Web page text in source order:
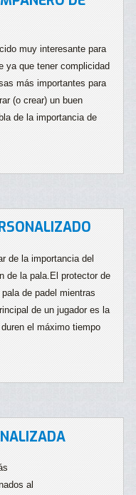
muy interesante para
ya que tener complicidad
más importantes para
(o crear) un buen
de la importancia de
de la importancia del
de la pala.El protector de
de padel mientras
de un jugador es la
el máximo tiempo
al